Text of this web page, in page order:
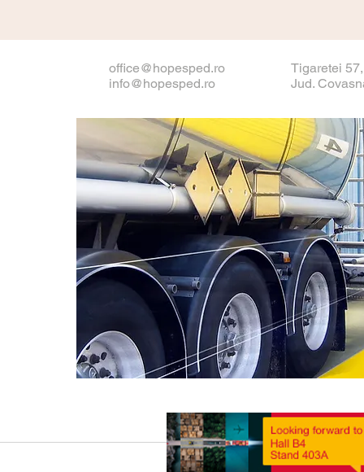
office@hopesped.ro
info@hopesped.ro
Tigaretei
Jud.